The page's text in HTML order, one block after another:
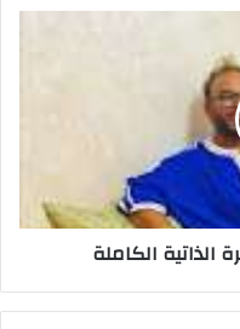
الذاتية الكاملة